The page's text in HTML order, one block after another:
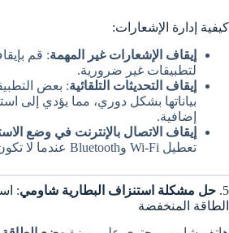
كيفية إدارة الإشعارات:
إيقاف الإشعارات غير المهمة: قم
لتطبيقات غير ضرورية.
إيقاف التحديثات التلقائية: بعض
بياناتها بشكل دوري، مما يؤدي إلى
إضافية.
إيقاف الاتصال بالإنترنت في وضع
تعطيل Wi-Fi وBluetooth عندما لا تكون بحاجة إليهما.
5. حل مشكلة استنزاف البطارية شاومي:
الطاقة المنخفضة